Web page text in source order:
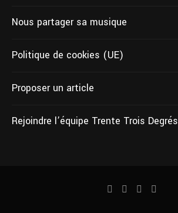
Nous partager sa musique
Politique de cookies (UE)
Proposer un article
Rejoindre l’équipe Trente Trois Degrés